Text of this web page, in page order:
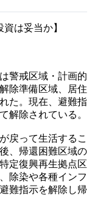
警戒区域・計画的
除準備区域、居住
た。現在、避難指
解除されている。
戻って生活するこ
、帰還困難区域の
定復興再生拠点区
除染や各種インフ
難指示を解除し帰